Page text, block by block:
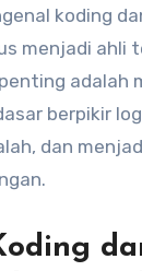
koding
menjadi ahli
adalah
berpikir
dan